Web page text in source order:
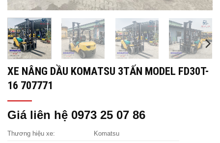
XE NÂNG DẦU KOMATSU 3TẤN MODEL FD30T-
16 707771
Giá liên hệ 0973 25 07 86
Thương hiệu xe:
Komatsu